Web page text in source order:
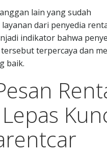
lain yang sudah
dari penyedia
indikator bahwa
terpercaya dan
baik.